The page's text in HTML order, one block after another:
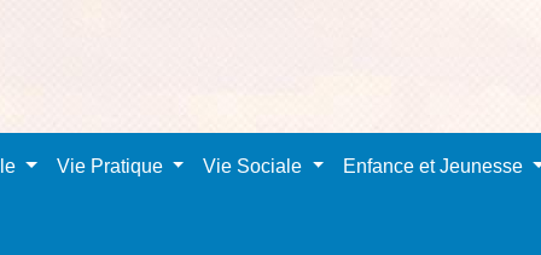
Vie Pratique Vie Sociale Enfance et Jeunesse